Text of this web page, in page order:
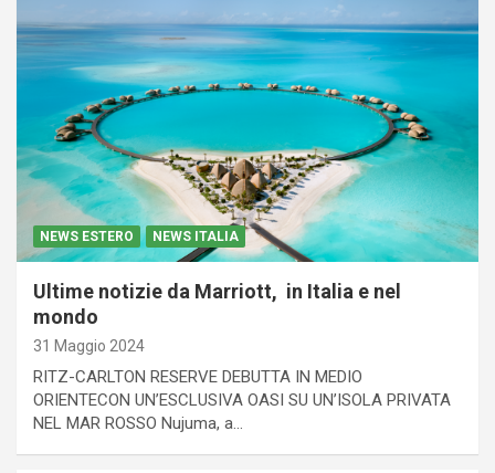
NEWS ESTERO NEWS ITALIA
Ultime notizie da Marriott, in Italia e nel
mondo
31 Maggio 2024
RITZ-CARLTON RESERVE DEBUTTA IN MEDIO
ORIENTECON UN’ESCLUSIVA OASI SU UN’ISOLA PRIVATA
NEL MAR ROSSO Nujuma, a…